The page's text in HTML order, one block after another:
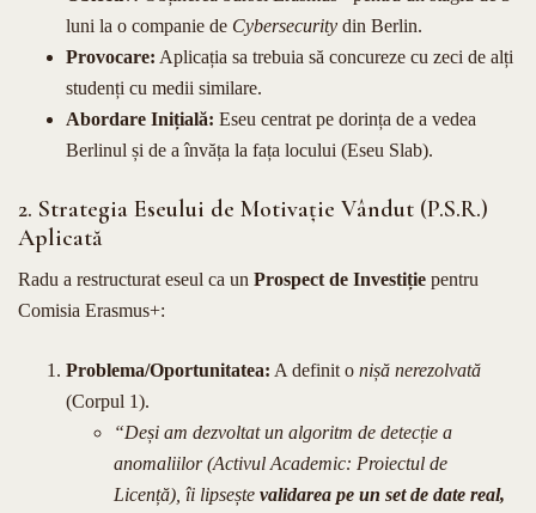
luni la o companie de Cybersecurity din Berlin.
Provocare: Aplicația sa trebuia să concureze cu zeci de alți
studenți cu medii similare.
Abordare Inițială: Eseu centrat pe dorința de a vedea
Berlinul și de a învăța la fața locului (Eseu Slab).
2. Strategia Eseului de Motivație Vândut (P.S.R.)
Aplicată
Radu a restructurat eseul ca un Prospect de Investiție pentru
Comisia Erasmus+:
Problema/Oportunitatea: A definit o nișă nerezolvată
(Corpul 1).
“Deși am dezvoltat un algoritm de detecție a
anomaliilor (Activul Academic: Proiectul de
Licență), îi lipsește validarea pe un set de date real,